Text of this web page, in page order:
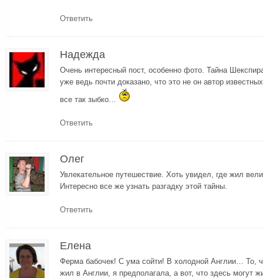
Ответить
Надежда
Очень интересный пост, особенно фото. Тайна
уже ведь почти доказано, что это не он автор
все так зыбко…
Ответить
Олег
Увлекательное путешествие. Хоть увидел, где жил
Интересно все же узнать разгадку этой тайны.
Ответить
Елена
Ферма бабочек! С ума сойти! В холодной Англии… То,
жил в Англии, я предполагала, а вот, что здесь могут